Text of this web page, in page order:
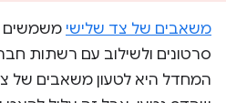
משאבים של צד שלישי משמשים
סרטונים ולשילוב עם רשתות
המחדל היא לטעון משאבים של